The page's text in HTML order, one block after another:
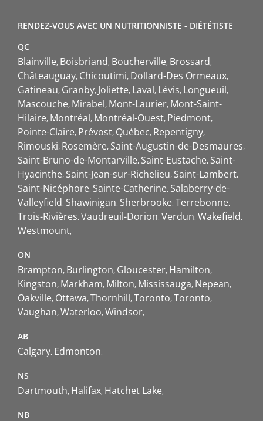
RENDEZ-VOUS AVEC UN NUTRITIONNISTE - DIÉTÉTISTE
QC
Blainville Boisbriand Boucherville Brossard
Châteauguay Chicoutimi Dollard-Des Ormeaux
Gatineau Granby Joliette Laval Lévis Longueuil
Mascouche Mirabel Mont-Laurier Mont-Saint-
Hilaire Montréal Montréal-Ouest Piedmont
Pointe-Claire Prévost Québec Repentigny
Rimouski Rosemère Saint-Augustin-de-Desmaures
Saint-Bruno-de-Montarville Saint-Eustache Saint-
Hyacinthe Saint-Jean-sur-Richelieu Saint-Lambert
Saint-Nicéphore Sainte-Catherine Salaberry-de-
Valleyfield Shawinigan Sherbrooke Terrebonne
Trois-Rivières Vaudreuil-Dorion Verdun Wakefield
Westmount
ON
Brampton Burlington Gloucester Hamilton
Kingston Markham Milton Mississauga Nepean
Oakville Ottawa Thornhill Toronto Toronto
Vaughan Waterloo Windsor
AB
Calgary Edmonton
NS
Dartmouth Halifax Hatchet Lake
NB